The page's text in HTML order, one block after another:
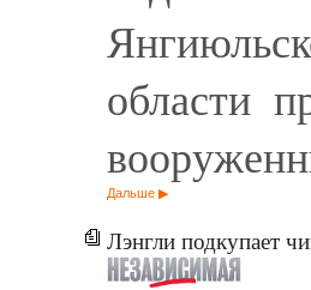
области
Дальше
Лэнгли подкупает